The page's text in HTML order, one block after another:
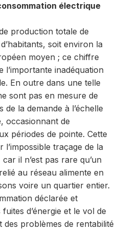
électrique
production totale de
soit environ la
moyen ; ce chiffre
l’importante inadéquation
En outre dans une telle
sont pas en mesure de
de la demande à l’échelle
occasionnant de
périodes de pointe. Cette
traçage de la
il n’est pas rare qu’un
au réseau alimente en
voire un quartier entier.
déclarée et
d’énergie et le vol de
problèmes de rentabilité